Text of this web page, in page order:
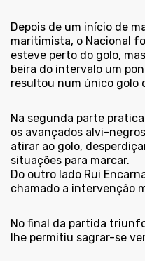
Depois de um início de
maritimista, o Nacional
esteve perto do golo,
beira do intervalo um
resultou num único golo
Na segunda parte
os avançados alvi-
atirar ao golo,
situações para marcar.
Do outro lado Rui
chamado a intervenção
No final da partida
lhe permitiu sagrar-se